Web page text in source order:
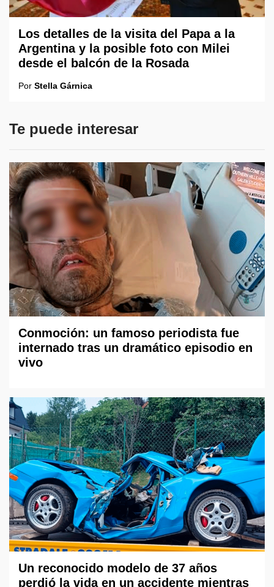
Los detalles de la visita del Papa a la
Argentina y la posible foto con Milei
desde el balcón de la Rosada
Por Stella Gárnica
Te puede interesar
Conmoción: un famoso periodista fue
internado tras un dramático episodio en
vivo
Un reconocido modelo de 37 años
perdió la vida en un accidente mientras